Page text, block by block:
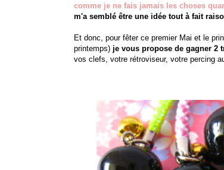
comme je ne fais jamais les choses
m'a semblé être une idée tout à fait
Et donc, pour fêter ce premier Mai et le
printemps) je vous propose de gagner 2
vos clefs, votre rétroviseur, votre percing